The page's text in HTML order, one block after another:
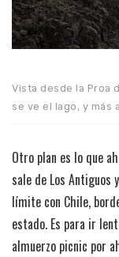
Vista desde la Proa
se ve el lago, y más
Otro plan es lo que
sale de Los Antiguos
límite con Chile,
estado. Es para ir
almuerzo picnic por